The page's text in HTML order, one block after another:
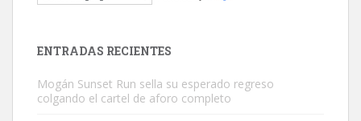
ENTRADAS RECIENTES
Mogán Sunset Run sella su esperado regreso
colgando el cartel de aforo completo